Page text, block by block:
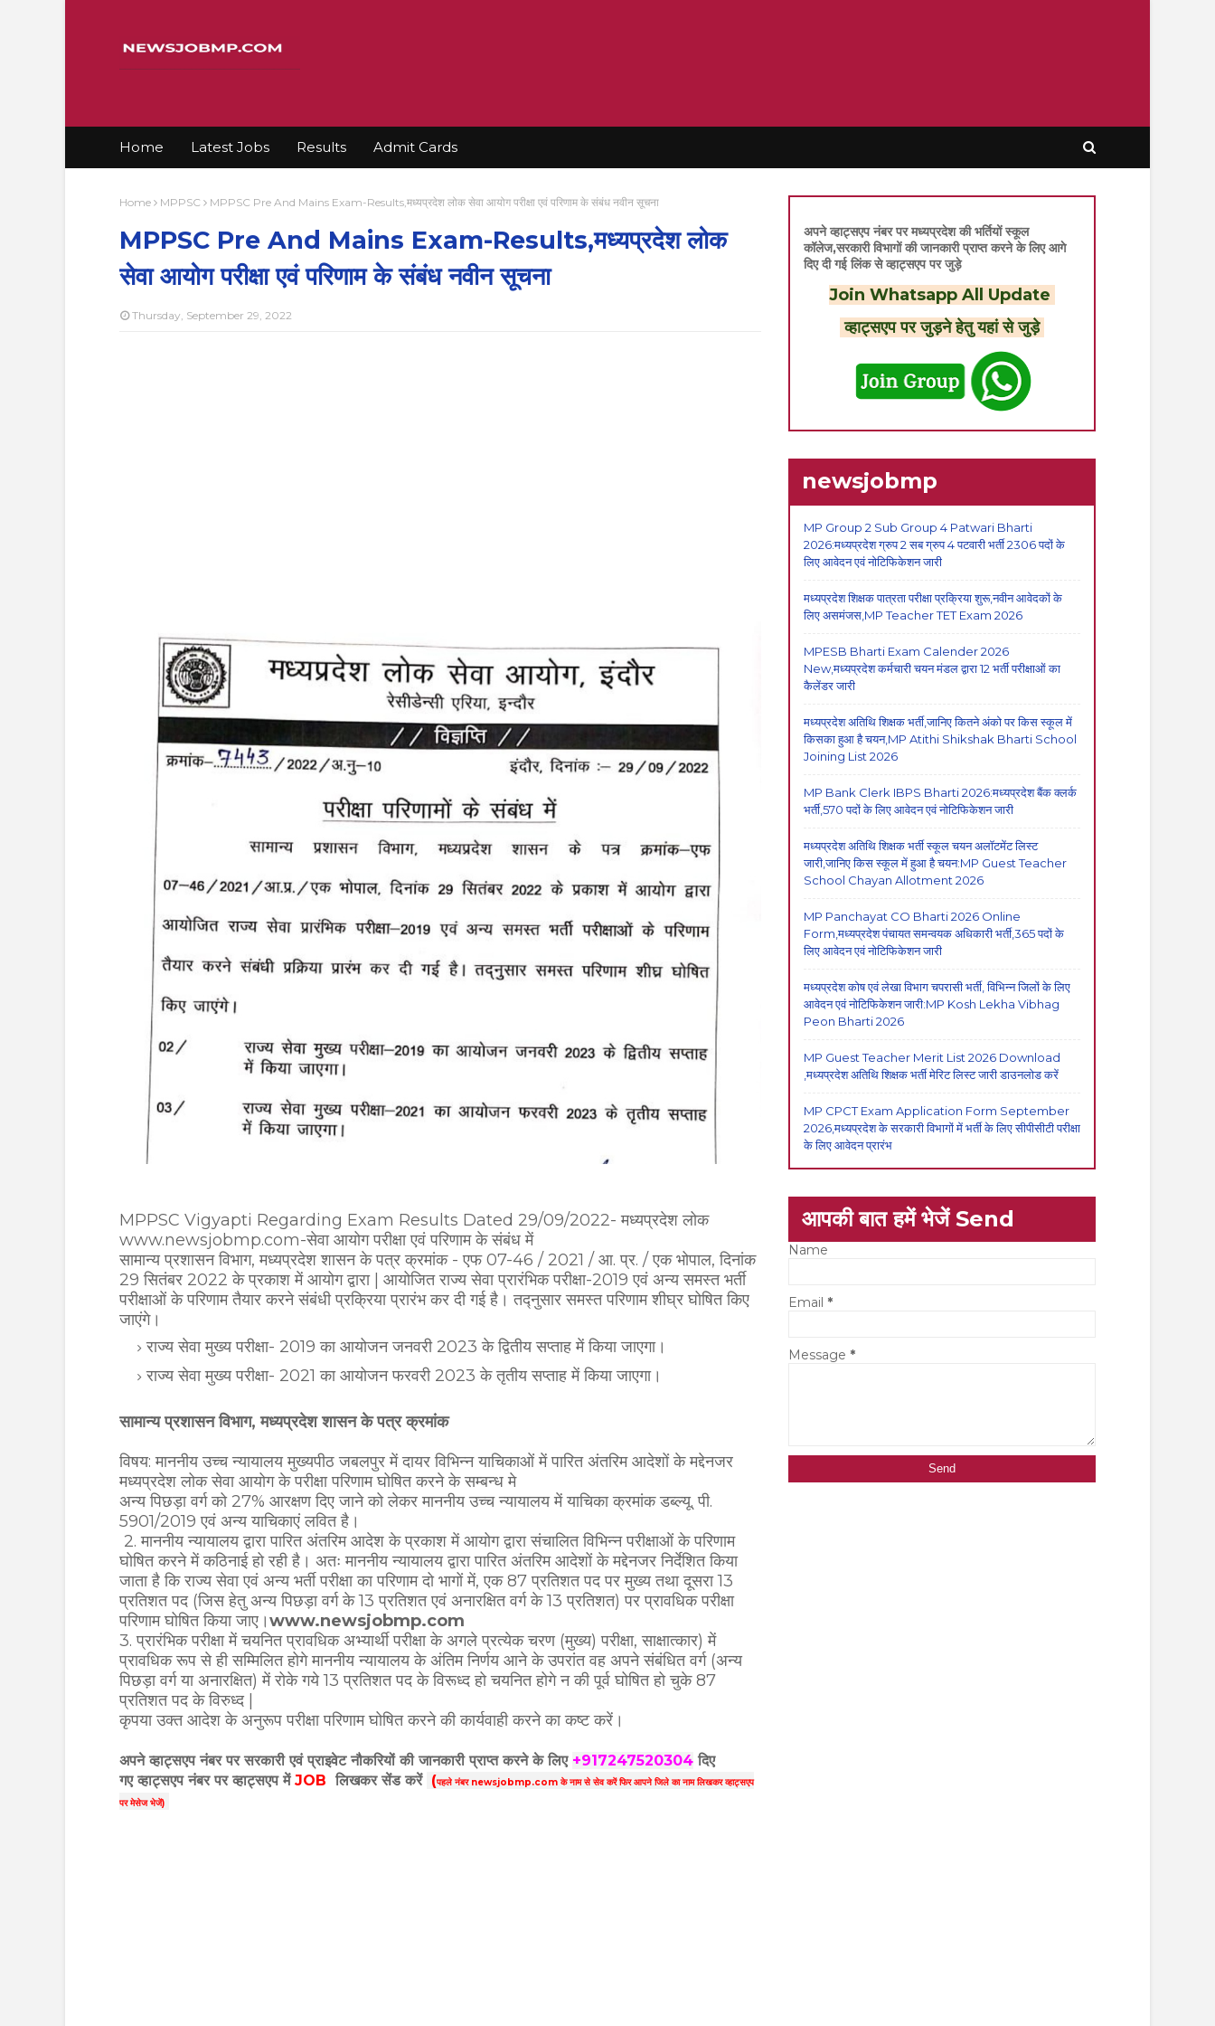
Home Latest Jobs Results Admit Cards
Home MPPSC MPPSC Pre And Mains Exam-Results,मध्यप्रदेश लोक सेवा आयोग परीक्षा एवं परिणाम के संबंध नवीन सूचना
MPPSC Pre And Mains Exam-Results,मध्यप्रदेश लोक
सेवा आयोग परीक्षा एवं परिणाम के संबंध नवीन सूचना
Thursday, September 29, 2022
MPPSC Vigyapti Regarding Exam Results Dated 29/09/2022- मध्यप्रदेश लोक
www.newsjobmp.com-सेवा आयोग परीक्षा एवं परिणाम के संबंध में
सामान्य प्रशासन विभाग, मध्यप्रदेश शासन के पत्र क्रमांक - एफ 07-46 / 2021 / आ. प्र. / एक भोपाल, दिनांक
29 सितंबर 2022 के प्रकाश में आयोग द्वारा | आयोजित राज्य सेवा प्रारंभिक परीक्षा-2019 एवं अन्य समस्त भर्ती
परीक्षाओं के परिणाम तैयार करने संबंधी प्रक्रिया प्रारंभ कर दी गई है। तद्नुसार समस्त परिणाम शीघ्र घोषित किए
जाएंगे।
राज्य सेवा मुख्य परीक्षा- 2019 का आयोजन जनवरी 2023 के द्वितीय सप्ताह में किया जाएगा।
राज्य सेवा मुख्य परीक्षा- 2021 का आयोजन फरवरी 2023 के तृतीय सप्ताह में किया जाएगा।
सामान्य प्रशासन विभाग, मध्यप्रदेश शासन के पत्र क्रमांक
विषय: माननीय उच्च न्यायालय मुख्यपीठ जबलपुर में दायर विभिन्न याचिकाओं में पारित अंतरिम आदेशों के मद्देनजर
मध्यप्रदेश लोक सेवा आयोग के परीक्षा परिणाम घोषित करने के सम्बन्ध मे
अन्य पिछड़ा वर्ग को 27% आरक्षण दिए जाने को लेकर माननीय उच्च न्यायालय में याचिका क्रमांक डब्ल्यू. पी.
5901/2019 एवं अन्य याचिकाएं लवित है।
2. माननीय न्यायालय द्वारा पारित अंतरिम आदेश के प्रकाश में आयोग द्वारा संचालित विभिन्न परीक्षाओं के परिणाम
घोषित करने में कठिनाई हो रही है। अतः माननीय न्यायालय द्वारा पारित अंतरिम आदेशों के मद्देनजर निर्देशित किया
जाता है कि राज्य सेवा एवं अन्य भर्ती परीक्षा का परिणाम दो भागों में, एक 87 प्रतिशत पद पर मुख्य तथा दूसरा 13
प्रतिशत पद (जिस हेतु अन्य पिछड़ा वर्ग के 13 प्रतिशत एवं अनारक्षित वर्ग के 13 प्रतिशत) पर प्रावधिक परीक्षा
परिणाम घोषित किया जाए।www.newsjobmp.com
3. प्रारंभिक परीक्षा में चयनित प्रावधिक अभ्यार्थी परीक्षा के अगले प्रत्येक चरण (मुख्य) परीक्षा, साक्षात्कार) में
प्रावधिक रूप से ही सम्मिलित होगे माननीय न्यायालय के अंतिम निर्णय आने के उपरांत वह अपने संबंधित वर्ग (अन्य
पिछड़ा वर्ग या अनारक्षित) में रोके गये 13 प्रतिशत पद के विरूध्द हो चयनित होगे न की पूर्व घोषित हो चुके 87
प्रतिशत पद के विरुध्द |
कृपया उक्त आदेश के अनुरूप परीक्षा परिणाम घोषित करने की कार्यवाही करने का कष्ट करें।
अपने व्हाट्सएप नंबर पर सरकारी एवं प्राइवेट नौकरियों की जानकारी प्राप्त करने के लिए +917247520304 दिए
गएव्हाट्सएपनंबर पर व्हाट्सएप में JOB लिखकर सेंड करें (पहले नंबर newsjobmp.com के नाम से सेव करें फिर आपनेजिले का नाम लिखकर व्हाट्सएप
पर मेसेज भेजें)
अपने व्हाट्सएप नंबर पर मध्यप्रदेश की भर्तियों स्कूल
कॉलेज,सरकारी विभागों की जानकारी प्राप्त करने के लिए आगे
दिए दी गई लिंक से व्हाट्सएप पर जुड़े
Join Whatsapp All Update
व्हाट्सएप पर जुड़ने हेतु यहां से जुड़े
newsjobmp
MP Group 2 Sub Group 4 Patwari Bharti
2026:मध्यप्रदेश ग्रुप 2 सब ग्रुप 4 पटवारी भर्ती 2306 पदों के
लिए आवेदन एवं नोटिफिकेशन जारी
मध्यप्रदेश शिक्षक पात्रता परीक्षा प्रक्रिया शुरू,नवीन आवेदकों के
लिए असमंजस,MP Teacher TET Exam 2026
MPESB Bharti Exam Calender 2026
New,मध्यप्रदेश कर्मचारी चयन मंडल द्वारा 12 भर्ती परीक्षाओं का
कैलेंडर जारी
मध्यप्रदेश अतिथि शिक्षक भर्ती,जानिए कितने अंको पर किस स्कूल में
किसका हुआ है चयन,MP Atithi Shikshak Bharti School
Joining List 2026
MP Bank Clerk IBPS Bharti 2026:मध्यप्रदेश बैंक क्लर्क
भर्ती,570 पदों के लिए आवेदन एवं नोटिफिकेशन जारी
मध्यप्रदेश अतिथि शिक्षक भर्ती स्कूल चयन अलॉटमेंट लिस्ट
जारी,जानिए किस स्कूल में हुआ है चयन:MP Guest Teacher
School Chayan Allotment 2026
MP Panchayat CO Bharti 2026 Online
Form,मध्यप्रदेश पंचायत समन्वयक अधिकारी भर्ती,365 पदों के
लिए आवेदन एवं नोटिफिकेशन जारी
मध्यप्रदेश कोष एवं लेखा विभाग चपरासी भर्ती, विभिन्न जिलों के लिए
आवेदन एवं नोटिफिकेशन जारी:MP Kosh Lekha Vibhag
Peon Bharti 2026
MP Guest Teacher Merit List 2026 Download
,मध्यप्रदेश अतिथि शिक्षक भर्ती मेरिट लिस्ट जारी डाउनलोड करें
MP CPCT Exam Application Form September
2026,मध्यप्रदेश के सरकारी विभागों में भर्ती के लिए सीपीसीटी परीक्षा
के लिए आवेदन प्रारंभ
आपकी बात हमें भेजें Send
Name
Email *
Message *